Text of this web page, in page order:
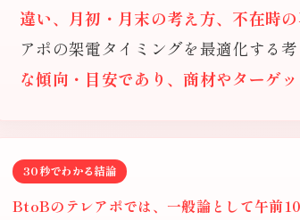
違い、月初・月末の考え方、不在時
アポの架電タイミングを最適化する
な傾向・目安であり、商材やターゲ
30秒でわかる結論
BtoBのテレアポでは、一般論として午前